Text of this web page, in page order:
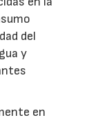
del
y
en